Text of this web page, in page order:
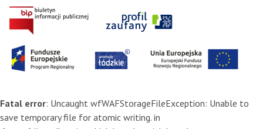
Fatal error: Uncaught wfWAFStorageFileException: Unable to
save temporary file for atomic writing. in